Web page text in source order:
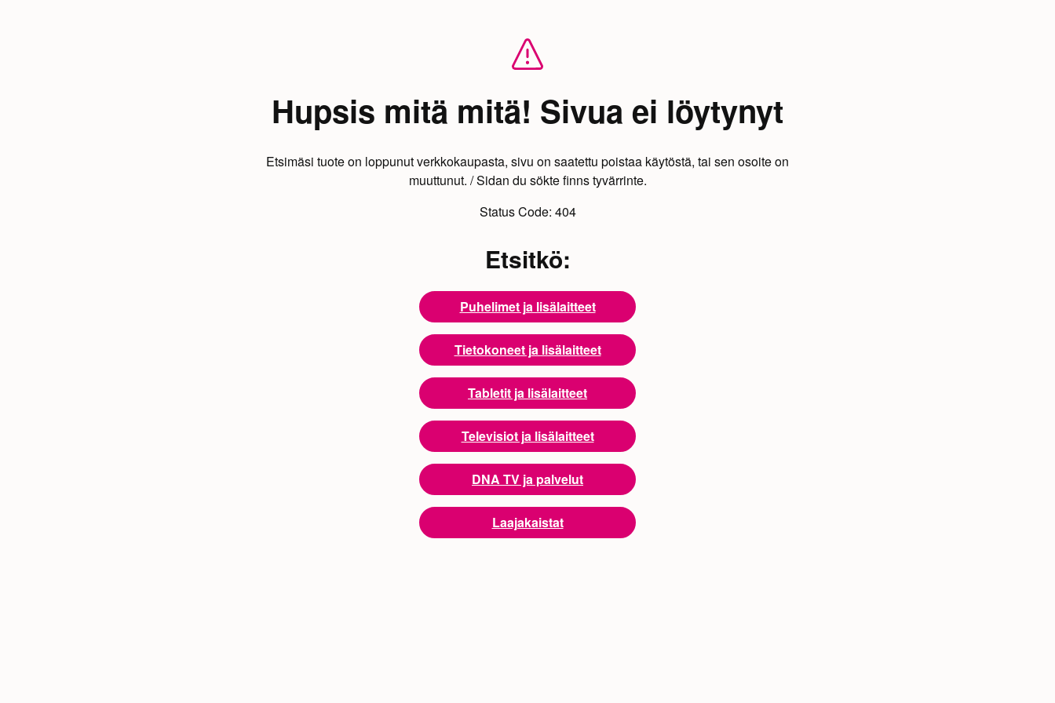
Hupsis mitä mitä! Sivua ei löytynyt
Etsimäsi tuote on loppunut verkkokaupasta, sivu on saatettu poistaa käytöstä, tai sen osoite on
muuttunut. / Sidan du sökte finns tyvärrinte.
Status Code: 404
Etsitkö:
Puhelimet ja lisälaitteet
Tietokoneet ja lisälaitteet
Tabletit ja lisälaitteet
Televisiot ja lisälaitteet
DNA TV ja palvelut
Laajakaistat